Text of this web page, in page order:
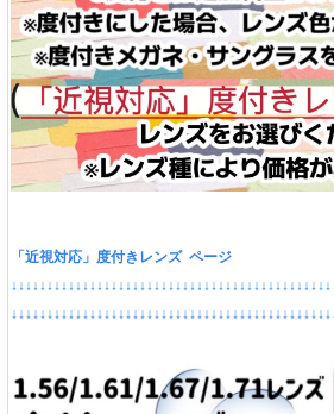
「近視対応」度付きレンズ ページ